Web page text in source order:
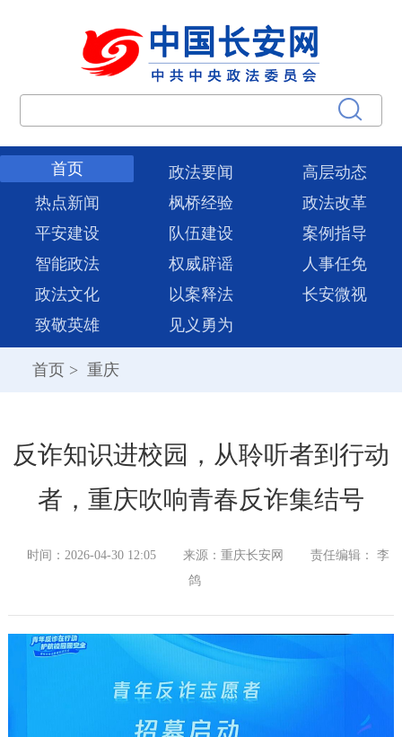
首页 政法要闻
高层动态
热点新闻
枫桥经验
政法改革
平安建设
队伍建设
案例指导
智能政法
权威辟谣
人事任免
政法文化
以案释法
长安微视
致敬英雄
见义勇为
首页 > 重庆
反诈知识进校园，从聆听者到行动
者，重庆吹响青春反诈集结号
时间：2026-04-30 12:05 来源：重庆长安网
责任编辑： 李
鸽